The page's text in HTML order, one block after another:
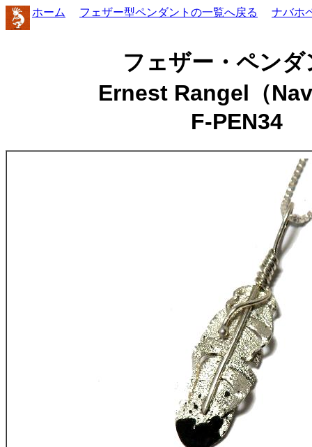
ホーム フェザー型ペンダントの一覧へ戻る ナバホ
フェザー・ペンダ
Ernest Rangel（
F-PEN34